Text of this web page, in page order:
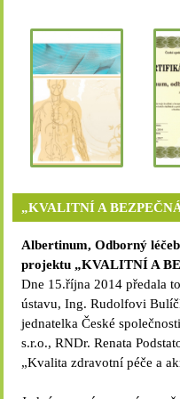
„KVALITNÍ A
Albertinum, Odborný
projektu „KVALITNÍ A
Dne 15.října 2014 předala
ústavu, Ing. Rudolfovi
jednatelka České
s.r.o., RNDr. Renata
„Kvalita zdravotní péče a